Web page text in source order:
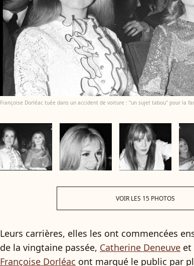
Françoise Dorléac tuée dans un accident de voiture : "un sujet tabou" pour la
VOIR LES 15 PHOTOS
Leurs carrières, elles les ont commencées
de la vingtaine passée, Catherine Deneuve et
Françoise Dorléac ont marqué le public par